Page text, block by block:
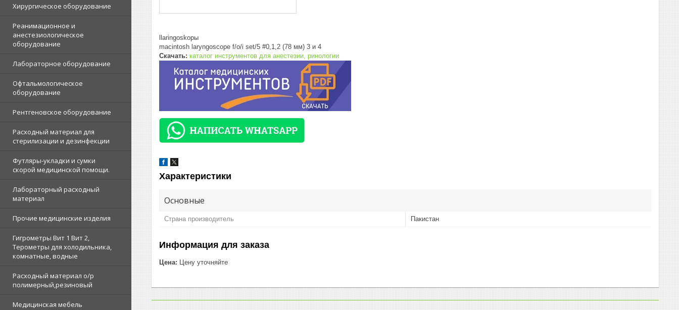
Хирургическое оборудование
Реанимационное и
анестезиологическое
оборудование
Лабораторное оборудование
Офтальмологическое
оборудование
Рентгеновское оборудование
Расходный материал для
стерилизации и дезинфекции
Футляры-укладки и сумки
скорой медицинской помощи.
Лабораторный расходный
материал
Прочие медицинские изделия
Гигрометры Вит 1 Вит 2,
Терометры для холодильника,
комнатные, водные
Расходный материал о/р
полимерный,резиновый
Медицинская мебель
llaringoskopы
macintosh laryngoscope f/o/i set/5 #0,1,2 (78 мм) 3 и 4
Скачать: каталог инструментов для анестезии, ринологии
Характеристики
Основные
Страна производитель Пакистан
Информация для заказа
Цена: Цену уточняйте